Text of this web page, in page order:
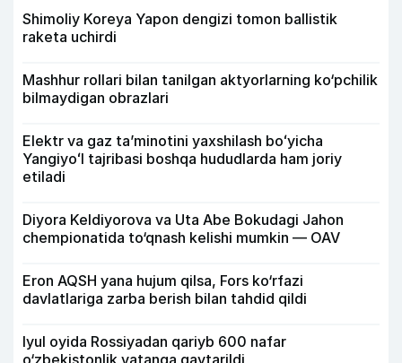
Shimoliy Koreya Yapon dengizi tomon ballistik
raketa uchirdi
Mashhur rollari bilan tanilgan aktyorlarning ko‘pchilik
bilmaydigan obrazlari
Elektr va gaz taʼminotini yaxshilash boʻyicha
Yangiyoʻl tajribasi boshqa hududlarda ham joriy
etiladi
Diyora Keldiyorova va Uta Abe Bokudagi Jahon
chempionatida to‘qnash kelishi mumkin — OAV
Eron AQSH yana hujum qilsa, Fors ko‘rfazi
davlatlariga zarba berish bilan tahdid qildi
Iyul oyida Rossiyadan qariyb 600 nafar
o‘zbekistonlik vatanga qaytarildi